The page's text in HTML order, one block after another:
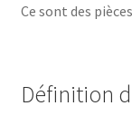
Ce sont des
Définition